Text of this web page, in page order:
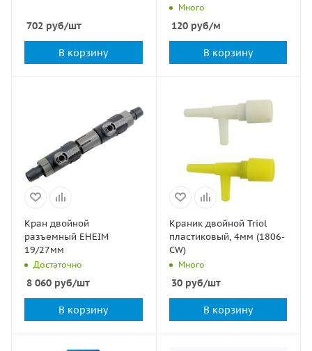
702 руб/шт
В корзину
Много
120руб/м
В корзину
Кран двойной
разъемный EHEIM
19/27мм
Достаточно
8 060 руб/шт
В корзину
Краник двойной Triol
пластиковый, 4мм (1806-
CW)
Много
30руб/шт
В корзину